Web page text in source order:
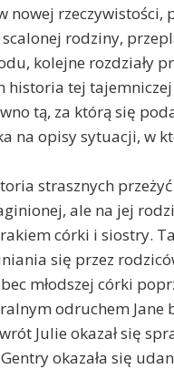
nowej rzeczywistości,
rodziny,
kolejne rozdziały
historia tej
tą, za którą się
na opisy sytuacji, w
strasznych
ale na jej
córki i siostry.
się przez
młodszej córki
odruchem Jane
Julie okazał się
okazała się